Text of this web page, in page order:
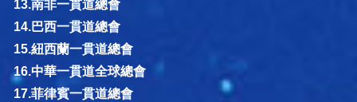
13.南非一貫道總會
14.巴西一貫道總會
15.紐西蘭一貫道總會
16.中華一貫道全球總會
17.菲律賓一貫道總會